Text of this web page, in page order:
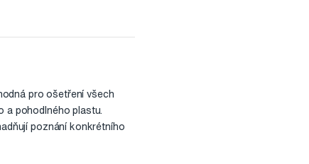
pro ošetření všech
a pohodlného plastu.
poznání konkrétního